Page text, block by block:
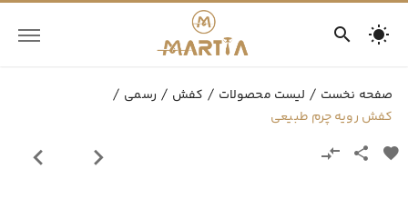
صفحه نخست لیست محصولات کفش
رسمی
کفش رویه چرم طبیعی